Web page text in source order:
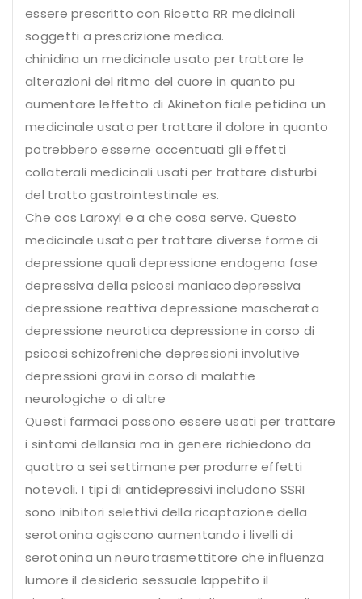
essere prescritto con Ricetta RR medicinali
soggetti a prescrizione medica.
chinidina un medicinale usato per trattare le
alterazioni del ritmo del cuore in quanto pu
aumentare leffetto di Akineton fiale petidina un
medicinale usato per trattare il dolore in quanto
potrebbero esserne accentuati gli effetti
collaterali medicinali usati per trattare disturbi
del tratto gastrointestinale es.
Che cos Laroxyl e a che cosa serve. Questo
medicinale usato per trattare diverse forme di
depressione quali depressione endogena fase
depressiva della psicosi maniacodepressiva
depressione reattiva depressione mascherata
depressione neurotica depressione in corso di
psicosi schizofreniche depressioni involutive
depressioni gravi in corso di malattie
neurologiche o di altre
Questi farmaci possono essere usati per trattare
i sintomi dellansia ma in genere richiedono da
quattro a sei settimane per produrre effetti
notevoli. I tipi di antidepressivi includono SSRI
sono inibitori selettivi della ricaptazione della
serotonina agiscono aumentando i livelli di
serotonina un neurotrasmettitore che influenza
lumore il desiderio sessuale lappetito il